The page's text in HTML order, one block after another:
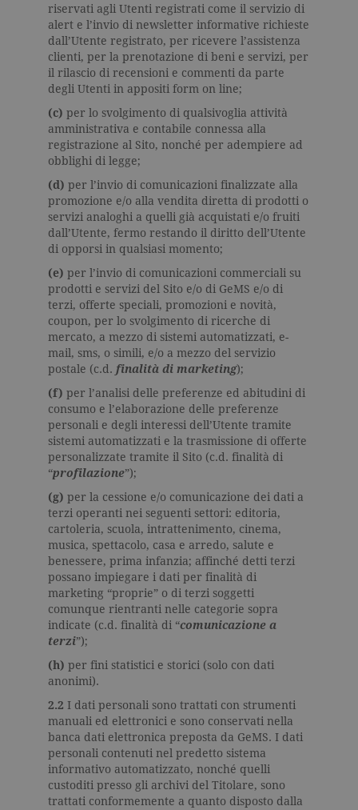
riservati agli Utenti registrati come il servizio di
alert e l’invio di newsletter informative richieste
dall’Utente registrato, per ricevere l’assistenza
clienti, per la prenotazione di beni e servizi, per
il rilascio di recensioni e commenti da parte
degli Utenti in appositi form on line;
(c) per lo svolgimento di qualsivoglia attività
amministrativa e contabile connessa alla
registrazione al Sito, nonché per adempiere ad
obblighi di legge;
(d) per l’invio di comunicazioni finalizzate alla
promozione e/o alla vendita diretta di prodotti o
servizi analoghi a quelli già acquistati e/o fruiti
dall’Utente, fermo restando il diritto dell’Utente
di opporsi in qualsiasi momento;
(e) per l’invio di comunicazioni commerciali su
prodotti e servizi del Sito e/o di GeMS e/o di
terzi, offerte speciali, promozioni e novità,
coupon, per lo svolgimento di ricerche di
mercato, a mezzo di sistemi automatizzati, e-
mail, sms, o simili, e/o a mezzo del servizio
postale (c.d. finalità di marketing);
(f) per l’analisi delle preferenze ed abitudini di
consumo e l’elaborazione delle preferenze
personali e degli interessi dell’Utente tramite
sistemi automatizzati e la trasmissione di offerte
personalizzate tramite il Sito (c.d. finalità di
“profilazione”);
(g) per la cessione e/o comunicazione dei dati a
terzi operanti nei seguenti settori: editoria,
cartoleria, scuola, intrattenimento, cinema,
musica, spettacolo, casa e arredo, salute e
benessere, prima infanzia; affinché detti terzi
possano impiegare i dati per finalità di
marketing “proprie” o di terzi soggetti
comunque rientranti nelle categorie sopra
indicate (c.d. finalità di “comunicazione a
terzi”);
(h) per fini statistici e storici (solo con dati
anonimi).
2.2 I dati personali sono trattati con strumenti
manuali ed elettronici e sono conservati nella
banca dati elettronica preposta da GeMS. I dati
personali contenuti nel predetto sistema
informativo automatizzato, nonché quelli
custoditi presso gli archivi del Titolare, sono
trattati conformemente a quanto disposto dalla